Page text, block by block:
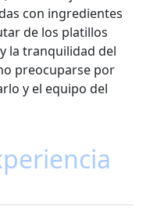
con ingredientes
de los platillos
la tranquilidad del
preocuparse por
y el equipo del